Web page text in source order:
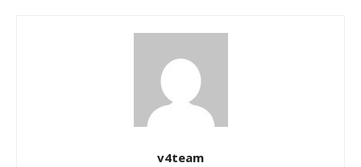
v4team